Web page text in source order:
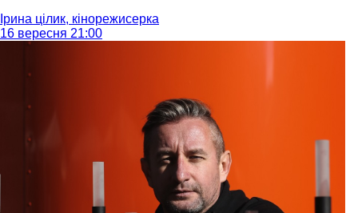
Ірина цілик, кінорежисерка
16 вересня 21:00